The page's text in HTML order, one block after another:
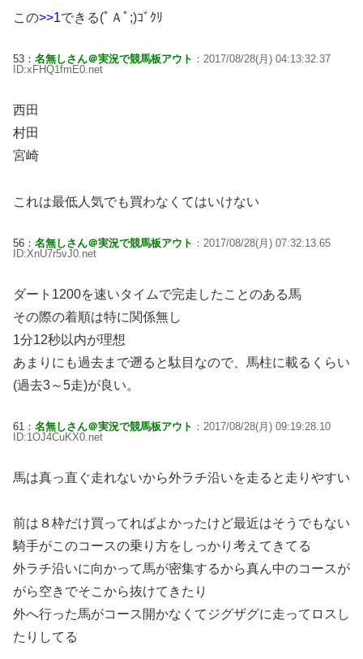
この>>1できる(ﾟＡﾟ;)ｺﾞｸﾘ
53： 名無しさん＠実況で競馬板アウト ：2017/08/28(月) 04:13:32.37
ID:xFHQ1fmE0.net
西田
村田
宮崎
これは最低人気でも買わなくてはいけない
56： 名無しさん＠実況で競馬板アウト ：2017/08/28(月) 07:32:13.65
ID:XnU7r5vJ0.net
ダート1200を速いタイムで完走したことのある馬
その際の着順は特に関係無し
1分12秒以内が理想
あまりにも過去まで遡ると駄目なので、馬柱に載るくらい
(過去3～5走)が良い。
61： 名無しさん＠実況で競馬板アウト ：2017/08/28(月) 09:19:28.10
ID:1OJ4CuKX0.net
馬は真っ直ぐ走れないから外ラチ沿いを走ると走りやすい
前は８枠だけ買ってればよかったけど最近はそうでもない
騎手がこのコースの乗り方をしっかり考えてきてる
外ラチ沿いに向かって馬が密集するから真ん中のコースが
がら空きでそこから抜けてきたり
外へ行った馬がコース開かなくてジグザグに走ってロスし
たりしてる